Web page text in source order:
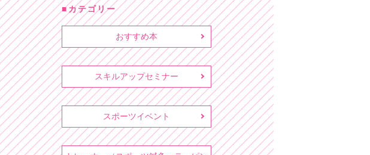
カテゴリー
おすすめ本
スキルアップセミナー
スポーツイベント